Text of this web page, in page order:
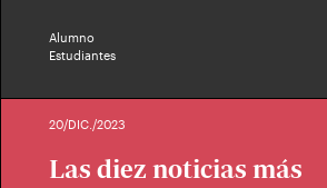
Alumno
Estudiantes
20/DIC./2023
Las diez noticias más